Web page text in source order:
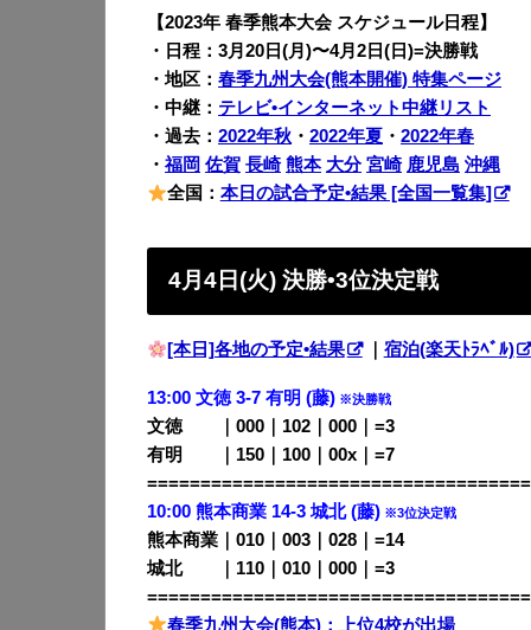
【2023年 春季熊本大会 スケジュール日程】
・日程：3月20日(月)〜4月2日(日)=決勝戦
・地区： 春季九州大会(熊本開催) 特集ページ
・中継： テレビ•インターネット中継リスト
・過去： 2022年秋 ・ 2022年夏 ・ 2022年春
・ 福岡 佐賀 長崎 熊本 大分 宮崎 鹿児島 沖縄
全国： 本日の試合予定•結果 [全国一覧集]
4月4日(火) 決勝•3位決定戦
[本日]各地の予定•結果 宿泊(楽天ﾄﾗﾍﾞﾙ)
13:00 文徳 3-7 有明 (藤) ※決勝戦
文徳 ｜000｜102｜000｜=3
有明 ｜150｜100｜00x｜=7
10:00 熊本商業 14-3 城北 (藤) ※3位決定戦
熊本商業｜010｜003｜028｜=14
城北
｜110｜010｜000｜=3
春季九州大会(熊本)：上位4校が出場